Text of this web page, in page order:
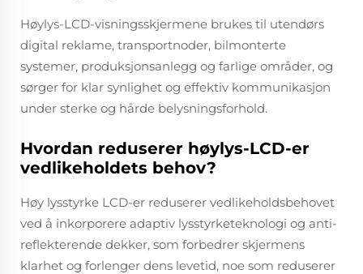
Høylys-LCD-visningsskjermene brukes til utendørs
digital reklame, transportnoder, bilmonterte
systemer, produksjonsanlegg og farlige områder, og
sørger for klar synlighet og effektiv kommunikasjon
under sterke og hårde belysningsforhold.
Hvordan reduserer høylys-LCD-er
vedlikeholdets behov?
Høy lysstyrke LCD-er reduserer vedlikeholdsbehovet
ved å inkorporere adaptiv lysstyrketeknologi og anti-
reflekterende dekker, som forbedrer skjermens
klarhet og forlenger dens levetid, noe som reduserer